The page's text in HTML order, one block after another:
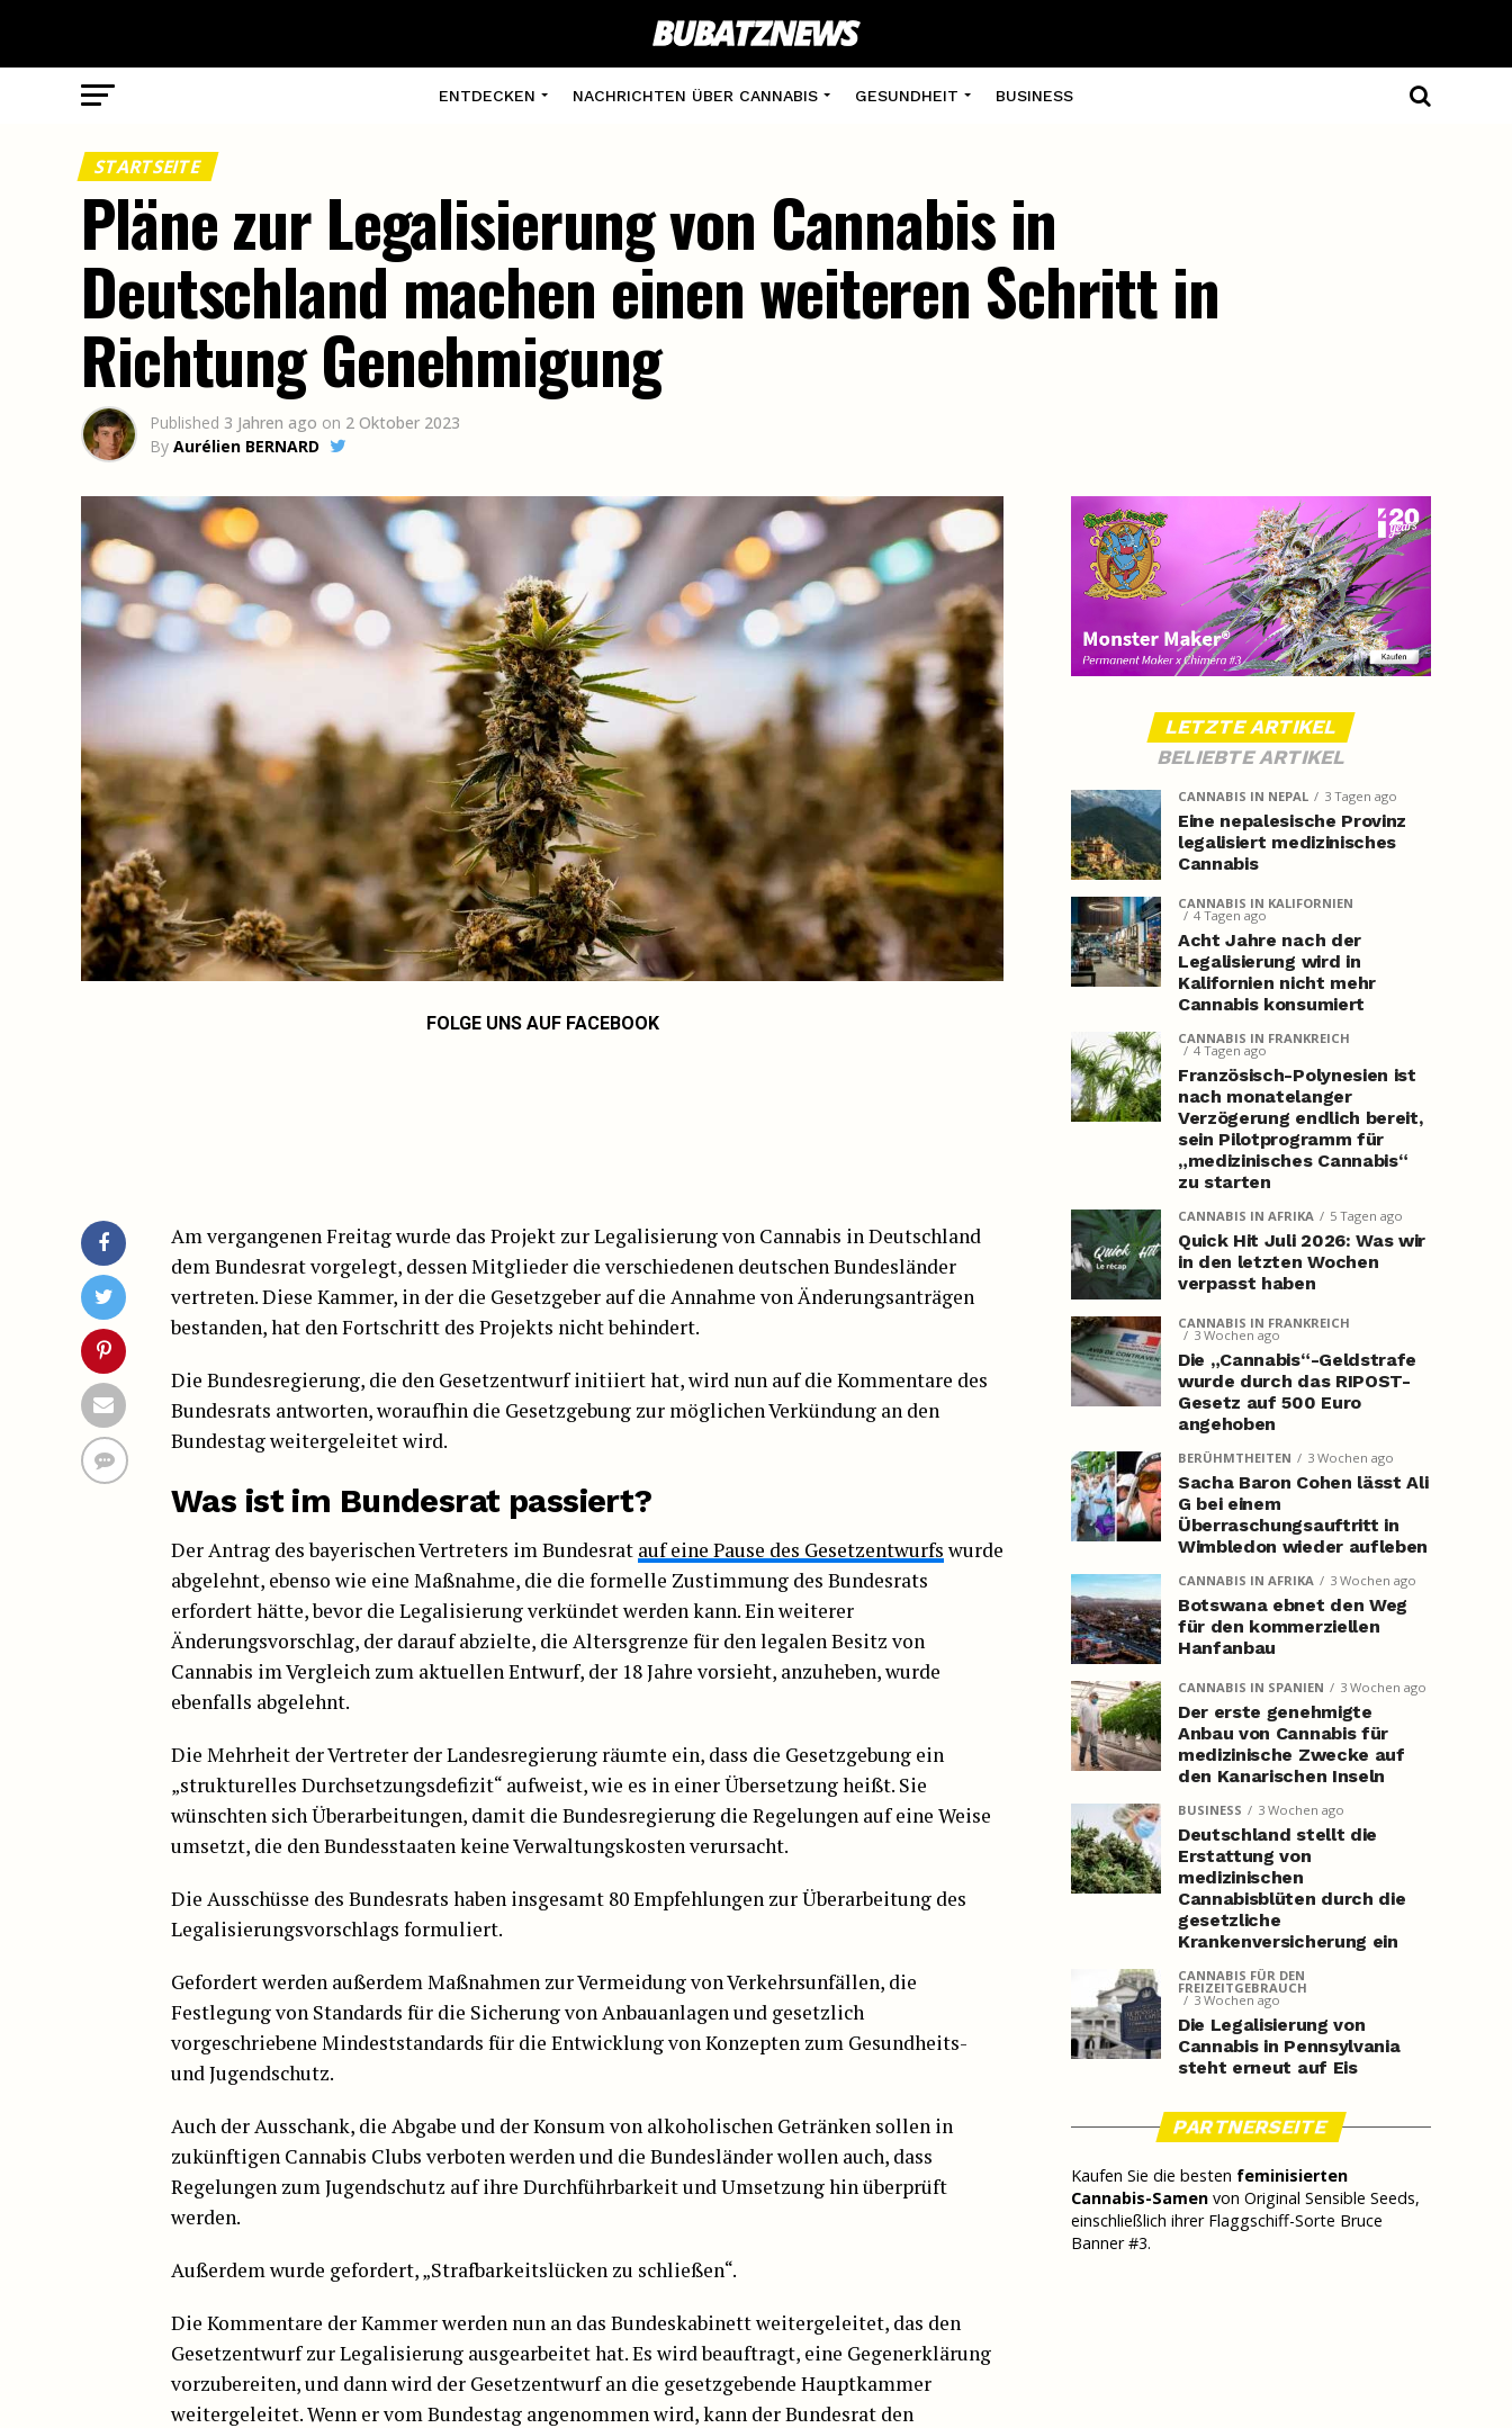
ENTDECKEN NACHRICHTEN ÜBER CANNABIS GESUNDHEIT BUSINESS
STARTSEITE
Pläne zur Legalisierung von Cannabis in
Deutschland machen einen weiteren Schritt in
Richtung Genehmigung
Published 3 Jahren ago on 2 Oktober 2023
By Aurélien BERNARD
FOLGE UNS AUF FACEBOOK
Am vergangenen Freitag wurde das Projekt zur Legalisierung von Cannabis in Deutschland
dem Bundesrat vorgelegt, dessen Mitglieder die verschiedenen deutschen Bundesländer
vertreten. Diese Kammer, in der die Gesetzgeber auf die Annahme von Änderungsanträgen
bestanden, hat den Fortschritt des Projekts nicht behindert.
Die Bundesregierung, die den Gesetzentwurf initiiert hat, wird nun auf die Kommentare des
Bundesrats antworten, woraufhin die Gesetzgebung zur möglichen Verkündung an den
Bundestag weitergeleitet wird.
Was ist im Bundesrat passiert?
Der Antrag des bayerischen Vertreters im Bundesrat auf eine Pause des Gesetzentwurfs wurde
abgelehnt, ebenso wie eine Maßnahme, die die formelle Zustimmung des Bundesrats
erfordert hätte, bevor die Legalisierung verkündet werden kann. Ein weiterer
Änderungsvorschlag, der darauf abzielte, die Altersgrenze für den legalen Besitz von
Cannabis im Vergleich zum aktuellen Entwurf, der 18 Jahre vorsieht, anzuheben, wurde
ebenfalls abgelehnt.
Die Mehrheit der Vertreter der Landesregierung räumte ein, dass die Gesetzgebung ein
„strukturelles Durchsetzungsdefizit“ aufweist, wie es in einer Übersetzung heißt. Sie
wünschten sich Überarbeitungen, damit die Bundesregierung die Regelungen auf eine Weise
umsetzt, die den Bundesstaaten keine Verwaltungskosten verursacht.
Die Ausschüsse des Bundesrats haben insgesamt 80 Empfehlungen zur Überarbeitung des
Legalisierungsvorschlags formuliert.
Gefordert werden außerdem Maßnahmen zur Vermeidung von Verkehrsunfällen, die
Festlegung von Standards für die Sicherung von Anbauanlagen und gesetzlich
vorgeschriebene Mindeststandards für die Entwicklung von Konzepten zum Gesundheits-
und Jugendschutz.
Auch der Ausschank, die Abgabe und der Konsum von alkoholischen Getränken sollen in
zukünftigen Cannabis Clubs verboten werden und die Bundesländer wollen auch, dass
Regelungen zum Jugendschutz auf ihre Durchführbarkeit und Umsetzung hin überprüft
werden.
Außerdem wurde gefordert, „Strafbarkeitslücken zu schließen“.
Die Kommentare der Kammer werden nun an das Bundeskabinett weitergeleitet, das den
Gesetzentwurf zur Legalisierung ausgearbeitet hat. Es wird beauftragt, eine Gegenerklärung
vorzubereiten, und dann wird der Gesetzentwurf an die gesetzgebende Hauptkammer
weitergeleitet. Wenn er vom Bundestag angenommen wird, kann der Bundesrat den
LETZTE ARTIKEL
BELIEBTE ARTIKEL
CANNABIS IN NEPAL 3 Tagen ago
Eine nepalesische Provinz
legalisiert medizinisches
Cannabis
CANNABIS IN KALIFORNIEN
4 Tagen ago
Acht Jahre nach der
Legalisierung wird in
Kalifornien nicht mehr
Cannabis konsumiert
CANNABIS IN FRANKREICH
4 Tagen ago
Französisch-Polynesien ist
nach monatelanger
Verzögerung endlich bereit,
sein Pilotprogramm für
„medizinisches Cannabis“
zu starten
CANNABIS IN AFRIKA 5 Tagen ago
Quick Hit Juli 2026: Was wir
in den letzten Wochen
verpasst haben
CANNABIS IN FRANKREICH
3 Wochen ago
Die „Cannabis“-Geldstrafe
wurde durch das RIPOST-
Gesetz auf 500 Euro
angehoben
BERÜHMTHEITEN 3 Wochen ago
Sacha Baron Cohen lässt Ali
G bei einem
Überraschungsauftritt in
Wimbledon wieder aufleben
CANNABIS IN AFRIKA 3 Wochen ago
Botswana ebnet den Weg
für den kommerziellen
Hanfanbau
CANNABIS IN SPANIEN 3 Wochen ago
Der erste genehmigte
Anbau von Cannabis für
medizinische Zwecke auf
den Kanarischen Inseln
BUSINESS 3 Wochen ago
Deutschland stellt die
Erstattung von
medizinischen
Cannabisblüten durch die
gesetzliche
Krankenversicherung ein
CANNABIS FÜR DEN
FREIZEITGEBRAUCH
3 Wochen ago
Die Legalisierung von
Cannabis in Pennsylvania
steht erneut auf Eis
PARTNERSEITE
Kaufen Sie die besten feminisierten
Cannabis-Samen von Original Sensible Seeds,
einschließlich ihrer Flaggschiff-Sorte Bruce
Banner #3.